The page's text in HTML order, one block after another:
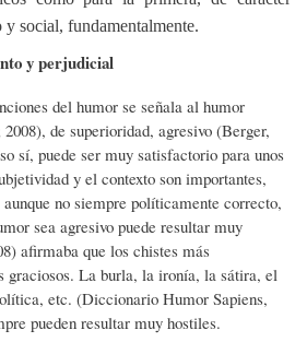
social, fundamentalmente.
y perjudicial
del humor se señala al humor
de superioridad, agresivo (Berger,
sí, puede ser muy satisfactorio para unos
y el contexto son importantes,
no siempre políticamente correcto,
sea agresivo puede resultar muy
afirmaba que los chistes más
graciosos. La burla, la ironía, la sátira, el
etc. (Diccionario Humor Sapiens,
pueden resultar muy hostiles.